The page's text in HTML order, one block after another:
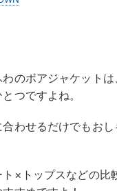
のボアジャケット
つですよね。
わせるだけでもおし
×トップスなどの比